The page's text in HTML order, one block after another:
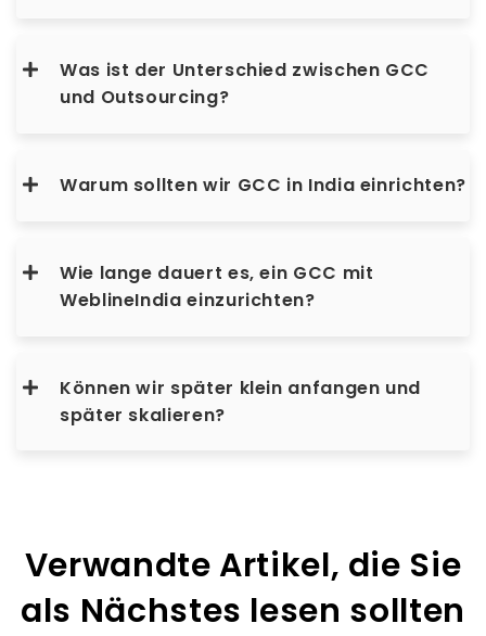
Was ist der Unterschied zwischen GCC
und Outsourcing?
Warum sollten wir GCC in India einrichten?
Wie lange dauert es, ein GCC mit
WeblineIndia einzurichten?
Können wir später klein anfangen und
später skalieren?
Verwandte Artikel, die Sie
als Nächstes lesen sollten